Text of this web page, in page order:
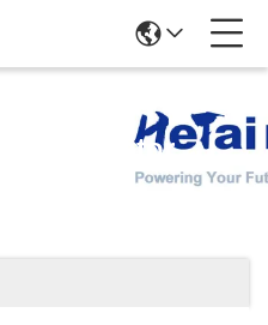
Motor